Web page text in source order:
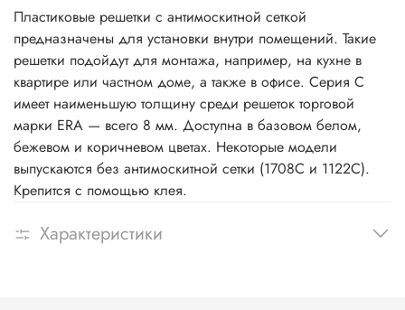
Пластиковые решетки с антимоскитной сеткой
предназначены для установки внутри помещений. Такие
решетки подойдут для монтажа, например, на кухне в
квартире или частном доме, а также в офисе. Серия С
имеет наименьшую толщину среди решеток торговой
марки ERA — всего 8 мм. Доступна в базовом белом,
бежевом и коричневом цветах. Некоторые модели
выпускаются без антимоскитной сетки (1708С и 1122С).
Крепится с помощью клея.
Характеристики